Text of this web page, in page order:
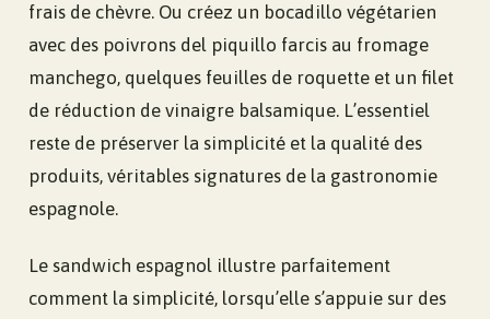
frais de chèvre. Ou créez un bocadillo végétarien
avec des poivrons del piquillo farcis au fromage
manchego, quelques feuilles de roquette et un filet
de réduction de vinaigre balsamique. L’essentiel
reste de préserver la simplicité et la qualité des
produits, véritables signatures de la gastronomie
espagnole.
Le sandwich espagnol illustre parfaitement
comment la simplicité, lorsqu’elle s’appuie sur des